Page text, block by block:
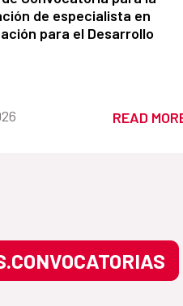
de especialista en
para el Desarrollo
news:: READ